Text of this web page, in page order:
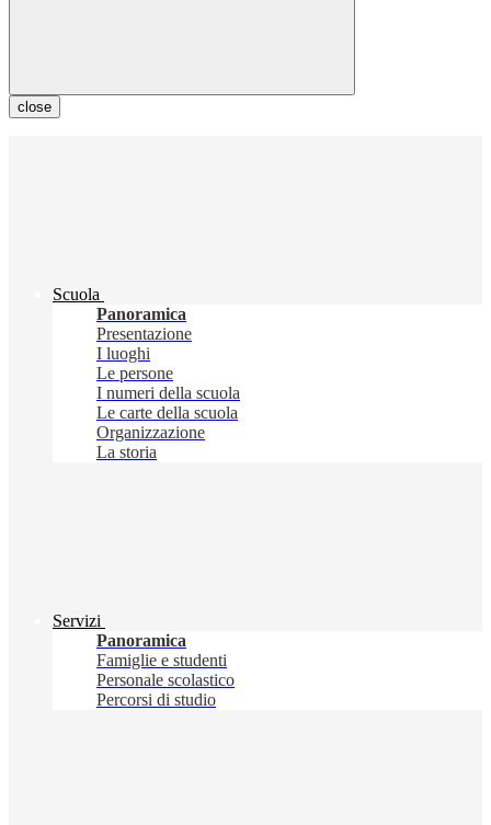
close
Scuola
Panoramica
Presentazione
I luoghi
Le persone
I numeri della scuola
Le carte della scuola
Organizzazione
La storia
Servizi
Panoramica
Famiglie e studenti
Personale scolastico
Percorsi di studio